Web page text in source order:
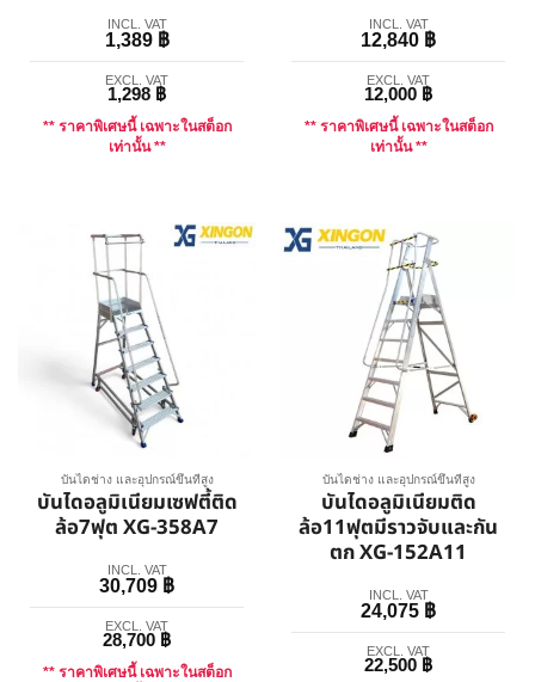
INCL. VAT
1,389 ฿
EXCL. VAT
1,298 ฿
** ราคาพิเศษนี้ เฉพาะในสต็อก
เท่านั้น **
INCL. VAT
12,840 ฿
EXCL. VAT
12,000 ฿
** ราคาพิเศษนี้ เฉพาะในสต็อก
เท่านั้น **
บันไดช่าง และอุปกรณ์ขึ้นที่สูง
บันไดอลูมิเนียมเซฟตี้ติด
ล้อ7ฟุต XG-358A7
INCL. VAT
30,709 ฿
EXCL. VAT
28,700 ฿
** ราคาพิเศษนี้ เฉพาะในสต็อก
บันไดช่าง และอุปกรณ์ขึ้นที่สูง
บันไดอลูมิเนียมติด
ล้อ11ฟุตมีราวจับและกัน
ตก XG-152A11
INCL. VAT
24,075 ฿
EXCL. VAT
22,500 ฿